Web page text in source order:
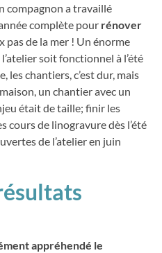
compagnon a travaillé
complète pour rénover
pas de la mer ! Un énorme
soit fonctionnel à l’été
les chantiers, c’est dur, mais
un chantier avec un
était de taille; finir les
cours de linogravure dès l’été
de l’atelier en juin
appréhendé le